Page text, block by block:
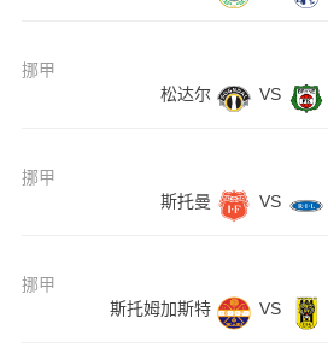
挪甲
松达尔
VS
挪甲
斯托曼
VS
挪甲
斯托姆加斯特
VS